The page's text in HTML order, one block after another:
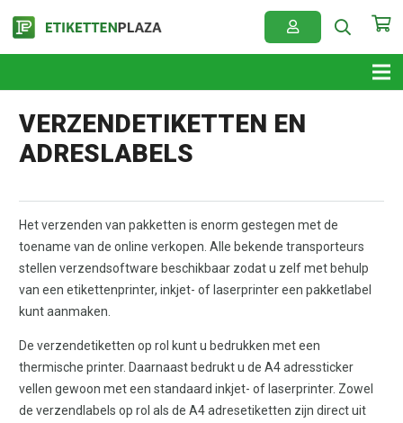
VERZENDETIKETTEN EN
ADRESLABELS
Het verzenden van pakketten is enorm gestegen met de
toename van de online verkopen. Alle bekende transporteurs
stellen verzendsoftware beschikbaar zodat u zelf met behulp
van een etikettenprinter, inkjet- of laserprinter een pakketlabel
kunt aanmaken.
De verzendetiketten op rol kunt u bedrukken met een
thermische printer. Daarnaast bedrukt u de A4 adressticker
vellen gewoon met een standaard inkjet- of laserprinter. Zowel
de verzendlabels op rol als de A4 adresetiketten zijn direct uit